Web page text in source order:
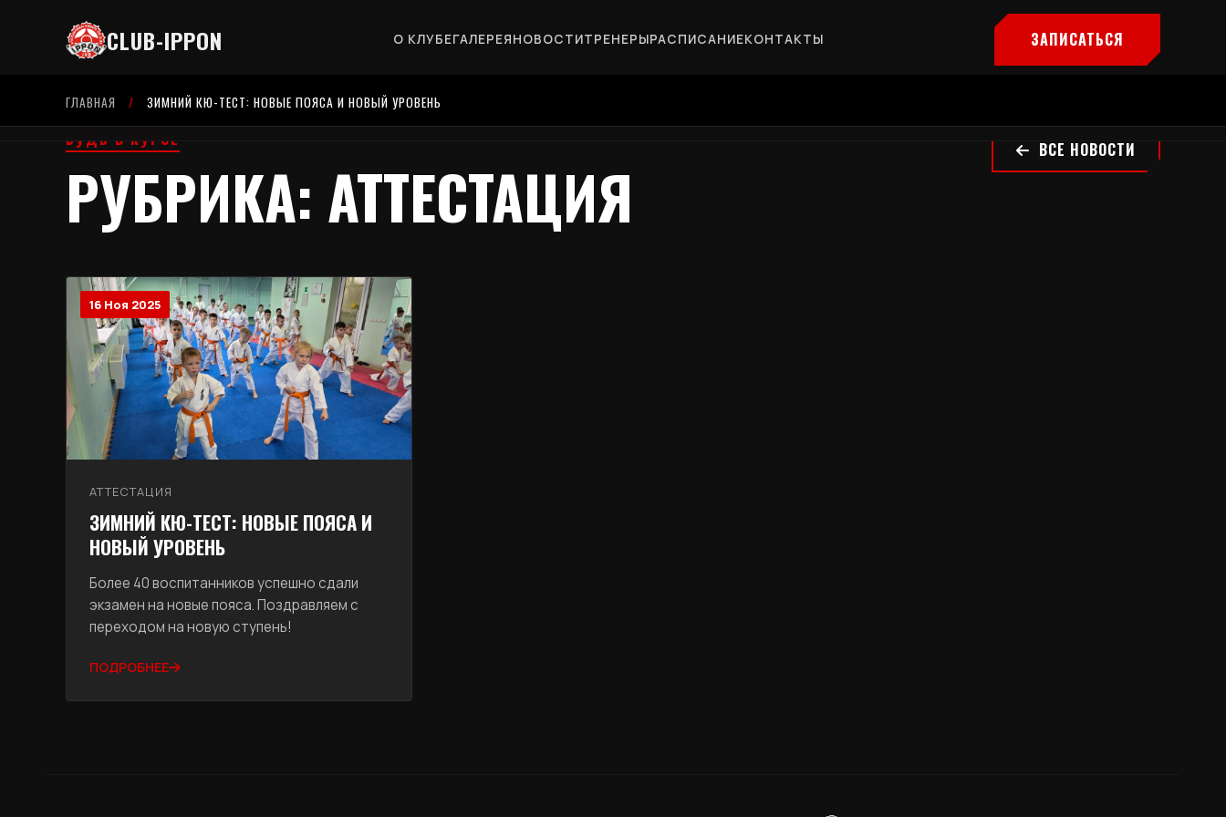
CLUB-IPPON О КЛУБЕГАЛЕРЕЯНОВОСТИТРЕНЕРЫРАСПИСАНИЕКОНТАКТЫ ЗАПИСАТЬСЯ
ГЛАВНАЯ / ЗИМНИЙ КЮ-ТЕСТ: НОВЫЕ ПОЯСА И НОВЫЙ УРОВЕНЬ
БУДЬ В КУРСЕ
РУБРИКА: АТТЕСТАЦИЯ
ВСЕ НОВОСТИ
16 Ноя 2025
АТТЕСТАЦИЯ
ЗИМНИЙ КЮ-ТЕСТ: НОВЫЕ ПОЯСА И
НОВЫЙ УРОВЕНЬ
Более 40 воспитанников успешно сдали
экзамен на новые пояса. Поздравляем с
переходом на новую ступень!
ПОДРОБНЕЕ